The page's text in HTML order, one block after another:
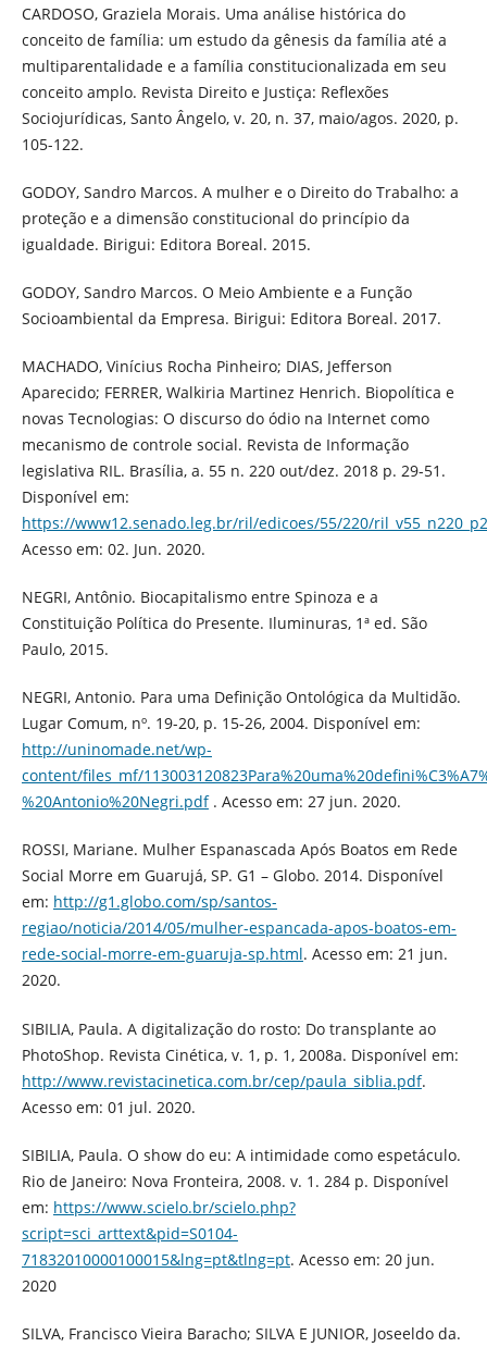
CARDOSO, Graziela Morais. Uma análise histórica do
conceito de família: um estudo da gênesis da família até a
multiparentalidade e a família constitucionalizada em seu
conceito amplo. Revista Direito e Justiça: Reflexões
Sociojurídicas, Santo Ângelo, v. 20, n. 37, maio/agos. 2020, p.
105-122.
GODOY, Sandro Marcos. A mulher e o Direito do Trabalho: a
proteção e a dimensão constitucional do princípio da
igualdade. Birigui: Editora Boreal. 2015.
GODOY, Sandro Marcos. O Meio Ambiente e a Função
Socioambiental da Empresa. Birigui: Editora Boreal. 2017.
MACHADO, Vinícius Rocha Pinheiro; DIAS, Jefferson
Aparecido; FERRER, Walkiria Martinez Henrich. Biopolítica e
novas Tecnologias: O discurso do ódio na Internet como
mecanismo de controle social. Revista de Informação
legislativa RIL. Brasília, a. 55 n. 220 out/dez. 2018 p. 29-51.
Disponível em:
https://www12.senado.leg.br/ril/edicoes/55/220/
Acesso em: 02. Jun. 2020.
NEGRI, Antônio. Biocapitalismo entre Spinoza e a
Constituição Política do Presente. Iluminuras, 1ª ed. São
Paulo, 2015.
NEGRI, Antonio. Para uma Definição Ontológica da Multidão.
Lugar Comum, nº. 19-20, p. 15-26, 2004. Disponível em:
http://uninomade.net/wp-
content/files_mf/
%20Antonio%20Negri.pdf. Acesso em: 27 jun. 2020.
ROSSI, Mariane. Mulher Espanascada Após Boatos em Rede
Social Morre em Guarujá, SP. G1 – Globo. 2014. Disponível
em: http://g1.globo.com/sp/santos-
regiao/noticia/2014/05/mulher-espancada-apos-boatos-em-
rede-social-morre-em-guaruja-sp.html. Acesso em: 21 jun.
2020.
SIBILIA, Paula. A digitalização do rosto: Do transplante ao
PhotoShop. Revista Cinética, v. 1, p. 1, 2008a. Disponível em:
http://www.revistacinetica.com.br/cep/paula_siblia.pdf.
Acesso em: 01 jul. 2020.
SIBILIA, Paula. O show do eu: A intimidade como espetáculo.
Rio de Janeiro: Nova Fronteira, 2008. v. 1. 284 p. Disponível
em: https://www.scielo.br/scielo.php?
script=sci_arttext&pid=S0104-
71832010000100015&lng=pt&tlng=pt. Acesso em: 20 jun.
2020
SILVA, Francisco Vieira Baracho; SILVA E JUNIOR, Joseeldo da.